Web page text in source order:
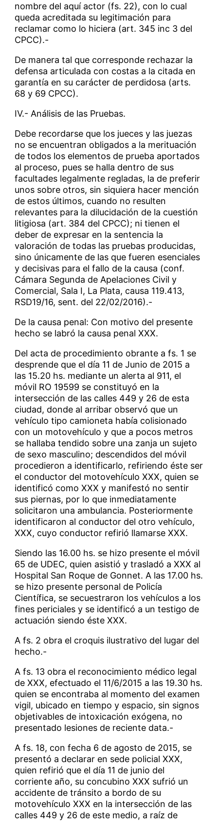
nombre del aquí actor (fs. 22), con lo cual
queda acreditada su legitimación para
reclamar como lo hiciera (art. 345 inc 3 del
CPCC).-
De manera tal que corresponde rechazar la
defensa articulada con costas a la citada en
garantía en su carácter de perdidosa (arts.
68 y 69 CPCC).
IV.- Análisis de las Pruebas.
Debe recordarse que los jueces y las juezas
no se encuentran obligados a la merituación
de todos los elementos de prueba aportados
al proceso, pues se halla dentro de sus
facultades legalmente regladas, la de preferir
unos sobre otros, sin siquiera hacer mención
de estos últimos, cuando no resulten
relevantes para la dilucidación de la cuestión
litigiosa (art. 384 del CPCC); ni tienen el
deber de expresar en la sentencia la
valoración de todas las pruebas producidas,
sino únicamente de las que fueren esenciales
y decisivas para el fallo de la causa (conf.
Cámara Segunda de Apelaciones Civil y
Comercial, Sala I, La Plata, causa 119.413,
RSD19/16, sent. del 22/02/2016).-
De la causa penal: Con motivo del presente
hecho se labró la causa penal XXX.
Del acta de procedimiento obrante a fs. 1 se
desprende que el día 11 de Junio de 2015 a
las 15.20 hs. mediante un alerta al 911, el
móvil RO 19599 se constituyó en la
intersección de las calles 449 y 26 de esta
ciudad, donde al arribar observó que un
vehículo tipo camioneta había colisionado
con un motovehículo y que a pocos metros
se hallaba tendido sobre una zanja un sujeto
de sexo masculino; descendidos del móvil
procedieron a identificarlo, refiriendo éste ser
el conductor del motovehículo XXX, quien se
identificó como XXX y manifestó no sentir
sus piernas, por lo que inmediatamente
solicitaron una ambulancia. Posteriormente
identificaron al conductor del otro vehículo,
XXX, cuyo conductor refirió llamarse XXX.
Siendo las 16.00 hs. se hizo presente el móvil
65 de UDEC, quien asistió y trasladó a XXX al
Hospital San Roque de Gonnet. A las 17.00 hs.
se hizo presente personal de Policía
Científica, se secuestraron los vehículos a los
fines periciales y se identificó a un testigo de
actuación siendo éste XXX.
A fs. 2 obra el croquis ilustrativo del lugar del
hecho.-
A fs. 13 obra el reconocimiento médico legal
de XXX, efectuado el 11/6/2015 a las 19.30 hs.
quien se encontraba al momento del examen
vigil, ubicado en tiempo y espacio, sin signos
objetivables de intoxicación exógena, no
presentado lesiones de reciente data.-
A fs. 18, con fecha 6 de agosto de 2015, se
presentó a declarar en sede policial XXX,
quien refirió que el día 11 de junio del
corriente año, su concubino XXX sufrió un
accidente de tránsito a bordo de su
motovehículo XXX en la intersección de las
calles 449 y 26 de este medio, a raíz de